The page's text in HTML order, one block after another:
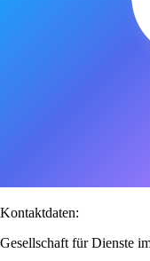
Kontaktdaten:
Gesellschaft für Dienste